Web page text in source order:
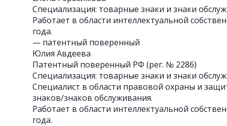
Специализация: товарные знаки и знаки
Работает в области интеллектуальной
года.
— патентный поверенный
Юлия Авдеева
Патентный поверенный РФ (рег. № 2286)
Специализация: товарные знаки и знаки
Специалист в области правовой охраны и
знаков/знаков обслуживания.
Работает в области интеллектуальной
года.